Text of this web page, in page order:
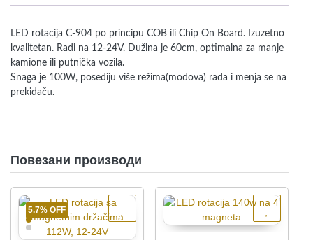
LED rotacija C-904 po principu COB ili Chip On Board. Izuzetno
kvalitetan. Radi na 12-24V. Dužina je 60cm, optimalna za manje
kamione ili putnička vozila.
Snaga je 100W, posediju više režima(modova) rada i menja se na
prekidaču.
Повезани производи
5.7% OFF